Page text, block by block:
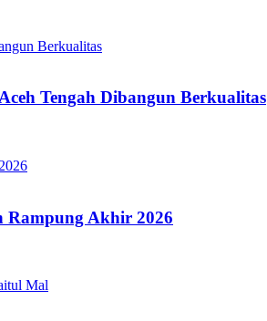
Tengah Dibangun Berkualitas
Rampung Akhir 2026